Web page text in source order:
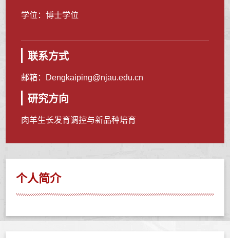
学位：博士学位
联系方式
邮箱： Dengkaiping@njau.edu.cn
研究方向
肉羊生长发育调控与新品种培育
个人简介